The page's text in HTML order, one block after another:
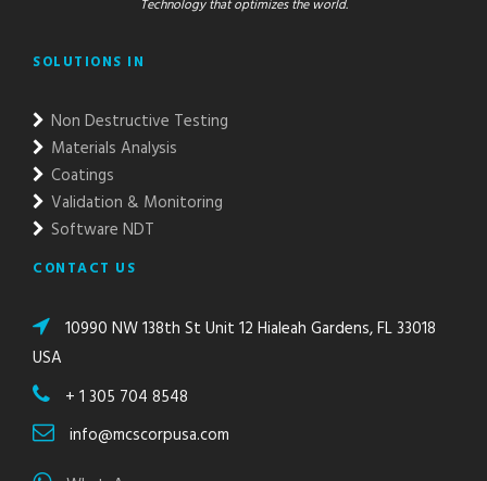
Technology that optimizes the world.
SOLUTIONS IN
Non Destructive Testing
Materials Analysis
Coatings
Validation & Monitoring
Software NDT
CONTACT US
10990 NW 138th St Unit 12 Hialeah Gardens, FL 33018
USA
+ 1 305 704 8548
info@mcscorpusa.com